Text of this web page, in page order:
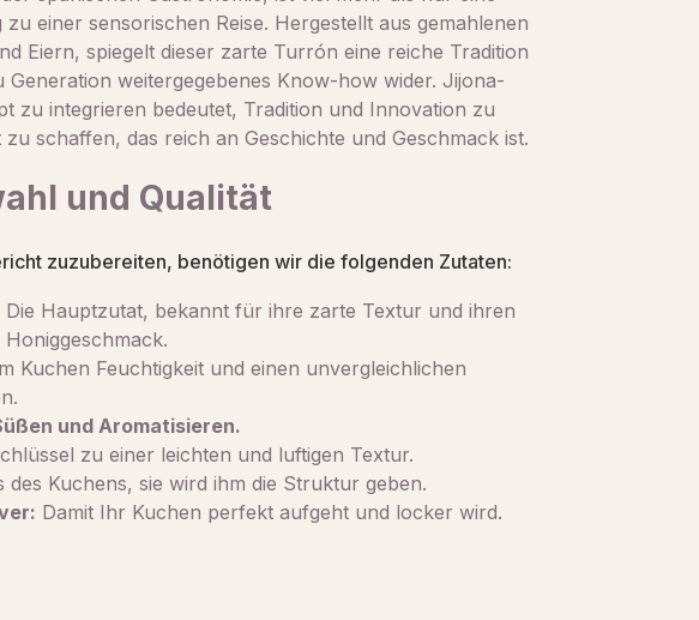
zu einer sensorischen Reise. Hergestellt aus gemahlenen
Eiern, spiegelt dieser zarte Turrón eine reiche Tradition
Generation weitergegebenes Know-how wider. Jijona-
zu integrieren bedeutet, Tradition und Innovation zu
schaffen, das reich an Geschichte und Geschmack ist.
und Qualität
zuzubereiten, benötigen wir die folgenden Zutaten:
Die Hauptzutat, bekannt für ihre zarte Textur und ihren
Kuchen Feuchtigkeit und einen unvergleichlichen
und Aromatisieren.
zu einer leichten und luftigen Textur.
des Kuchens, sie wird ihm die Struktur geben.
Damit Ihr Kuchen perfekt aufgeht und locker wird.